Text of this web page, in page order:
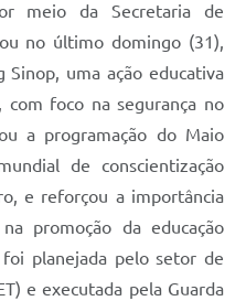
meio da Secretaria de
no último domingo (31),
uma ação educativa
com foco na segurança no
a programação do Maio
de conscientização
e reforçou a importância
promoção da educação
planejada pelo setor de
e executada pela Guarda